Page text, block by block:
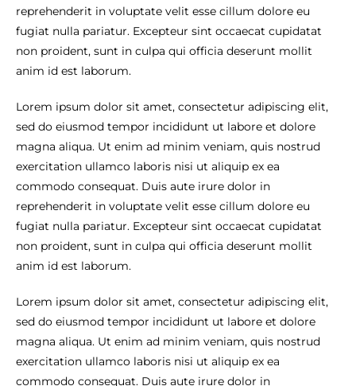
reprehenderit in voluptate velit esse cillum dolore eu
fugiat nulla pariatur. Excepteur sint occaecat cupidatat
non proident, sunt in culpa qui officia deserunt mollit
anim id est laborum.
Lorem ipsum dolor sit amet, consectetur adipiscing elit,
sed do eiusmod tempor incididunt ut labore et dolore
magna aliqua. Ut enim ad minim veniam, quis nostrud
exercitation ullamco laboris nisi ut aliquip ex ea
commodo consequat. Duis aute irure dolor in
reprehenderit in voluptate velit esse cillum dolore eu
fugiat nulla pariatur. Excepteur sint occaecat cupidatat
non proident, sunt in culpa qui officia deserunt mollit
anim id est laborum.
Lorem ipsum dolor sit amet, consectetur adipiscing elit,
sed do eiusmod tempor incididunt ut labore et dolore
magna aliqua. Ut enim ad minim veniam, quis nostrud
exercitation ullamco laboris nisi ut aliquip ex ea
commodo consequat. Duis aute irure dolor in